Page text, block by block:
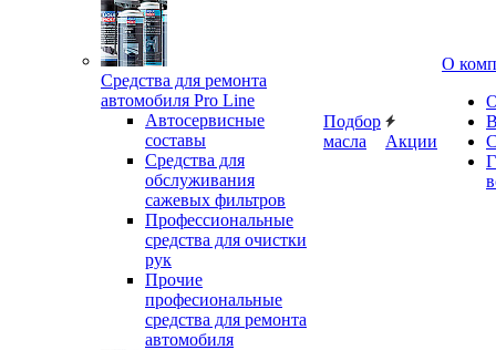
Средства для ремонта
автомобиля Pro Line
Автосервисные
составы
Средства для
обслуживания
сажевых фильтров
Профессиональные
средства для очистки
рук
Прочие
професиональные
средства для ремонта
автомобиля
Подбор
масла
Акции
О